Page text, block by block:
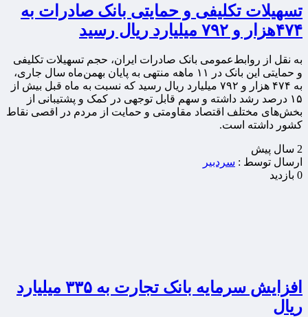
تسهیلات تکلیفی و حمایتی بانک صادرات به
۴۷۴هزار و ۷۹۲ میلیارد ریال رسید
به نقل از روابط‌عمومی بانک صادرات ایران، حجم تسهیلات تکلیفی
و حمایتی این بانک در ۱۱ ماهه منتهی به پایان بهمن‌ماه سال جاری،
به ۴۷۴ هزار و ۷۹۲ میلیارد ریال رسید که نسبت به ماه قبل بیش از
۱۵ درصد رشد داشته و سهم قابل توجهی در کمک و پشتیبانی از
بخش‌های مختلف اقتصاد مقاومتی و حمایت از مردم در اقصی نقاط
کشور داشته است.
2 سال پيش
ارسال توسط : سردبیر
0 بازدید
افزایش سرمایه بانک تجارت به ۳۳۵ میلیارد
ریال